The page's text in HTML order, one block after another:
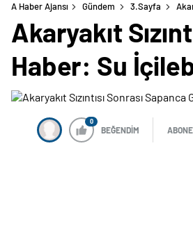
A Haber Ajansı Gündem 3.Sayfa
Akaryakıt
Haber: Su
0
BEĞENDİM